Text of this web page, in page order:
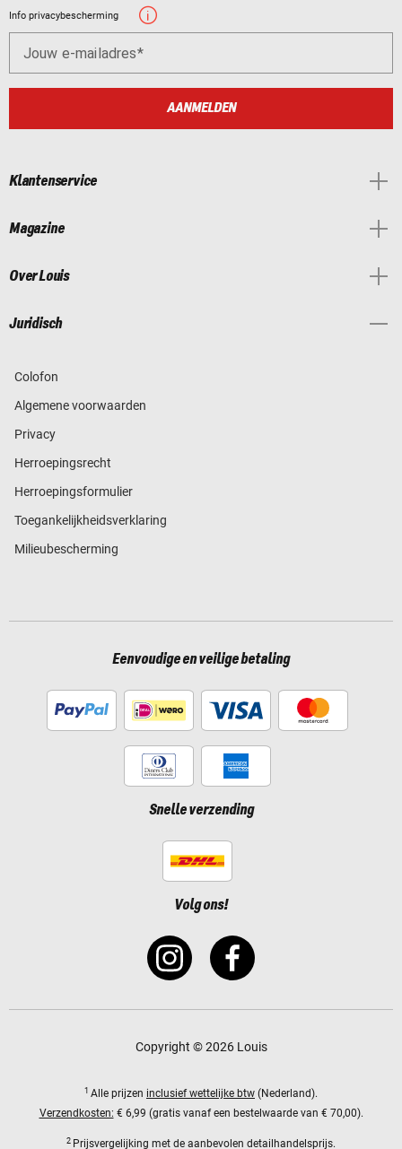
Info privacybescherming
Jouw e-mailadres
AANMELDEN
Klantenservice
Magazine
Over Louis
Juridisch
Colofon
Algemene voorwaarden
Privacy
Herroepingsrecht
Herroepingsformulier
Toegankelijkheidsverklaring
Milieubescherming
Eenvoudige en veilige betaling
Snelle verzending
Volg ons!
Copyright © 2026 Louis
1 Alle prijzen inclusief wettelijke btw (Nederland).
Verzendkosten: € 6,99 (gratis vanaf een bestelwaarde van € 70,00).
2 Prijsvergelijking met de aanbevolen detailhandelsprijs.